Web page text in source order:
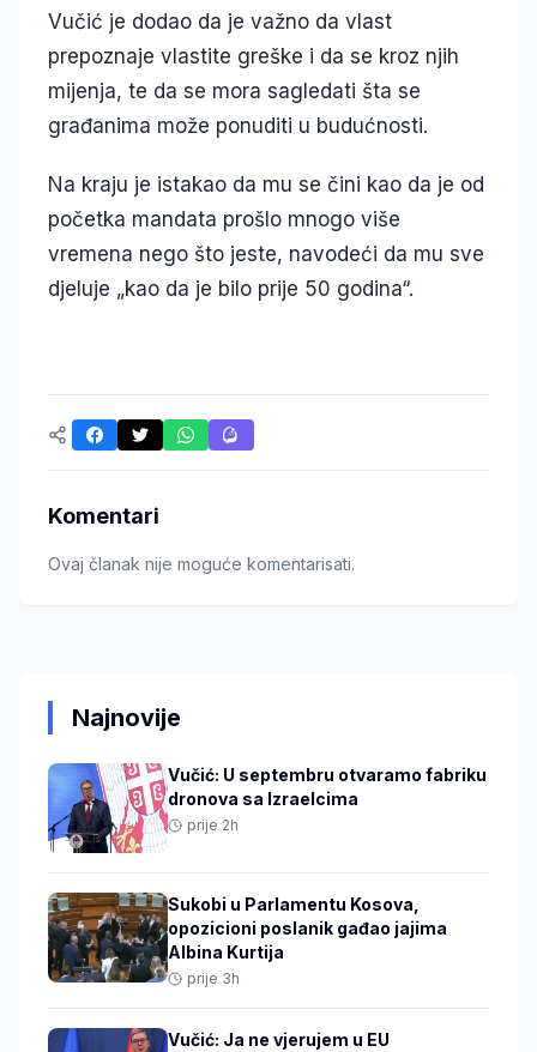
Vučić je dodao da je važno da vlast
prepoznaje vlastite greške i da se kroz njih
mijenja, te da se mora sagledati šta se
građanima može ponuditi u budućnosti.
Na kraju je istakao da mu se čini kao da je od
početka mandata prošlo mnogo više
vremena nego što jeste, navodeći da mu sve
djeluje „kao da je bilo prije 50 godina“.
Komentari
Ovaj članak nije moguće komentarisati.
Najnovije
Vučić: U septembru otvaramo fabriku
dronova sa Izraelcima
prije 2h
Sukobi u Parlamentu Kosova,
opozicioni poslanik gađao jajima
Albina Kurtija
prije 3h
Vučić: Ja ne vjerujem u EU